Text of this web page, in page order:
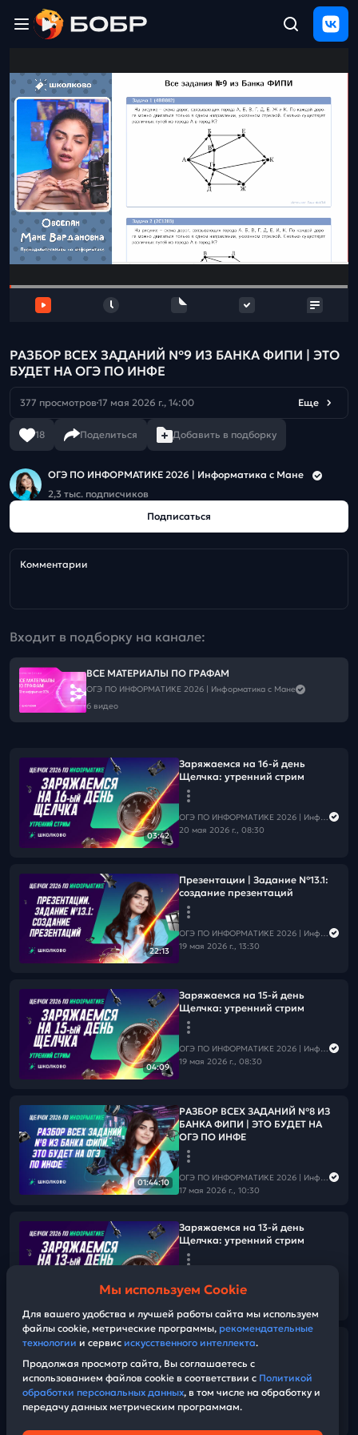
ЩЕЛЧОК
2026
Полезные
материалы
Проверка
сочинений
Тех
поддержка
и
отзыв
РАЗБОР ВСЕХ ЗАДАНИЙ №9 ИЗ БАНКА ФИПИ | ЭТО
БУДЕТ НА ОГЭ ПО ИНФЕ
377 просмотров 17 мая 2026 г., 14:00 Еще
18 Поделиться Добавить в подборку
ОГЭ ПО ИНФОРМАТИКЕ 2026 | Информатика с Мане
2,3 тыс. подписчиков
Подписаться
Комментарии
Входит в подборку на канале:
ВСЕ МАТЕРИАЛЫ ПО ГРАФАМ
ОГЭ ПО ИНФОРМАТИКЕ 2026 | Информатика с Мане
6 видео
03:42
Заряжаемся на 16-й день
Щелчка: утренний стрим
ОГЭ ПО ИНФОРМАТИКЕ 2026 | Информатика с Мане
20 мая 2026 г., 08:30
22:13
Презентации | Задание №13.1:
создание презентаций
ОГЭ ПО ИНФОРМАТИКЕ 2026 | Информатика с Мане
19 мая 2026 г., 13:30
04:09
Заряжаемся на 15-й день
Щелчка: утренний стрим
ОГЭ ПО ИНФОРМАТИКЕ 2026 | Информатика с Мане
19 мая 2026 г., 08:30
01:44:10
РАЗБОР ВСЕХ ЗАДАНИЙ №8 ИЗ
БАНКА ФИПИ | ЭТО БУДЕТ НА
ОГЭ ПО ИНФЕ
ОГЭ ПО ИНФОРМАТИКЕ 2026 | Информатика с Мане
17 мая 2026 г., 10:30
Заряжаемся на 13-й день
Щелчка: утренний стрим
17 мая 2026 г., 08:30
01:26:40
РАЗБОР ВСЕХ ЗАДАНИЙ №16 ИЗ
ОГЭ ПО ИНФЕ | Ч.2
Мы используем Cookie
Для вашего удобства и лучшей работы сайта мы используем
файлы cookie, метрические программы, рекомендательные
технологии и сервис искусственного интеллекта.
Продолжая просмотр сайта, Вы соглашаетесь с
использованием файлов cookie в соответствии с Политикой
обработки персональных данных, в том числе на обработку и
передачу данных метрическим программам.